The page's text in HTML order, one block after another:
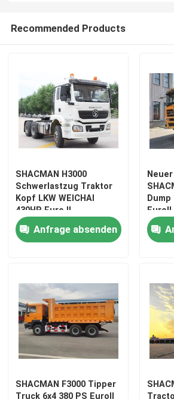
Zu Hause
Produkte
Über uns
Recommended Products
SHACMAN H3000
Schwerlastzug Traktor
Kopf LKW WEICHAI
430HP Euro II
Anfrage absenden
EuroII
SHACMAN F3000 Tipper
Truck 6x4 380 PS EuroII